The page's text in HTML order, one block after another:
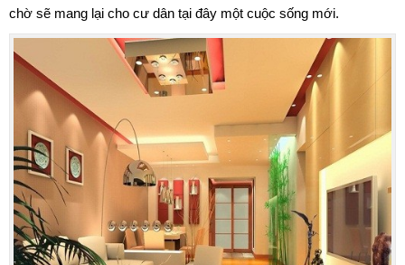
chờ sẽ mang lại cho cư dân tại đây một cuộc sống mới.